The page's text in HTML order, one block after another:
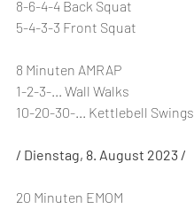
8-6-4-4 Back Squat
5-4-3-3 Front Squat
8 Minuten AMRAP
1-2-3-... Wall Walks
10-20-30-... Kettlebell Swings
/ Dienstag, 8. August 2023 /
20 Minuten EMOM